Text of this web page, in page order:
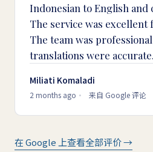
Indonesian to English and
The service was
The team was
translations were accurate.
Miliati Komaladi
2 months ago 来自 Google 评论
在 Google 上查看全部评价 →